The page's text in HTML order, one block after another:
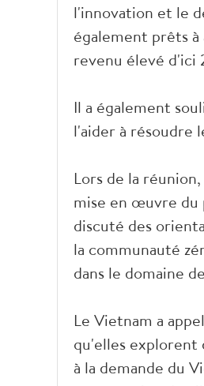
l'innovation et le
également prêts
revenu élevé d'ici
Il a également
l'aider à résoudre
Lors de la
mise en œuvre du
discuté des
la communauté
dans le domaine
Le Vietnam a
qu'elles explorent
à la demande du